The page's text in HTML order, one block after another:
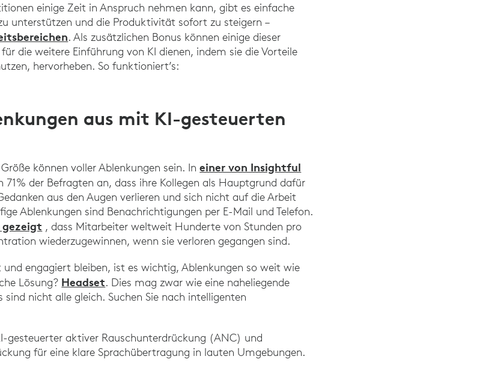
einige Zeit in Anspruch nehmen kann, gibt es einfache
unterstützen und die Produktivität sofort zu steigern –
. Als zusätzlichen Bonus können einige dieser
die weitere Einführung von KI dienen, indem sie die Vorteile
hervorheben. So funktioniert’s:
aus mit KI-gesteuerten
können voller Ablenkungen sein. Ineiner von Insightful
71% der Befragten an, dass ihre Kollegen als Hauptgrund dafür
aus den Augen verlieren und sich nicht auf die Arbeit
Ablenkungen sind Benachrichtigungen per E-Mail und Telefon.
gezeigt , dass Mitarbeiter weltweit Hunderte von Stunden pro
wiederzugewinnen, wenn sie verloren gegangen sind.
engagiert bleiben, ist es wichtig, Ablenkungen so weit wie
Lösung? Headset. Dies mag zwar wie eine naheliegende
sind nicht alle gleich. Suchen Sie nach intelligenten
gesteuerter aktiver Rauschunterdrückung (ANC) und
für eine klare Sprachübertragung in lauten Umgebungen.